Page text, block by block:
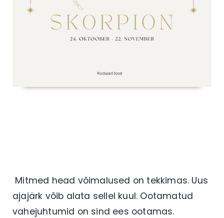
Mitmed head võimalused on tekkimas. Uus
ajajärk võib alata sellel kuul. Ootamatud
vahejuhtumid on sind ees ootamas.